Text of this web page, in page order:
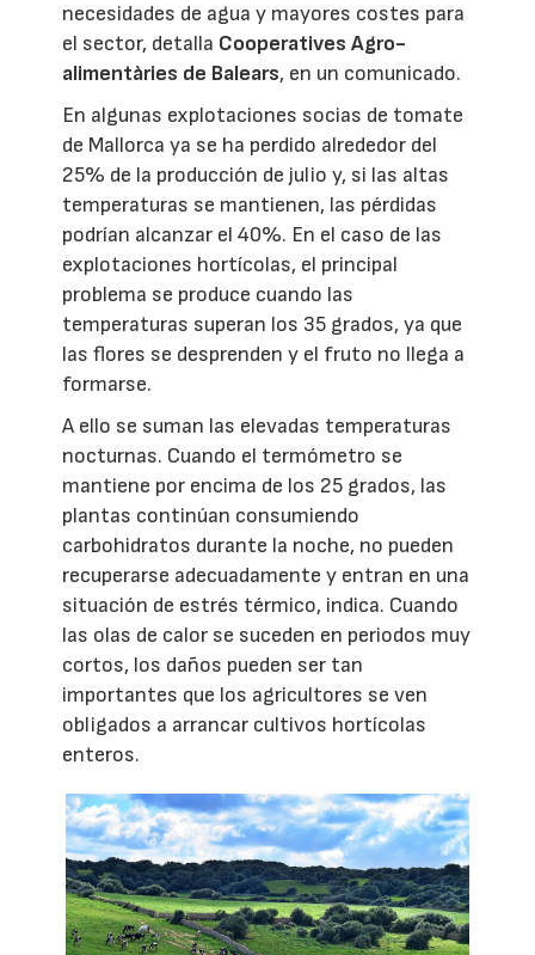
necesidades de agua y mayores costes para
el sector, detalla Cooperatives Agro-
alimentàries de Balears, en un comunicado.
En algunas explotaciones socias de tomate
de Mallorca ya se ha perdido alrededor del
25% de la producción de julio y, si las altas
temperaturas se mantienen, las pérdidas
podrían alcanzar el 40%. En el caso de las
explotaciones hortícolas, el principal
problema se produce cuando las
temperaturas superan los 35 grados, ya que
las flores se desprenden y el fruto no llega a
formarse.
A ello se suman las elevadas temperaturas
nocturnas. Cuando el termómetro se
mantiene por encima de los 25 grados, las
plantas continúan consumiendo
carbohidratos durante la noche, no pueden
recuperarse adecuadamente y entran en una
situación de estrés térmico, indica. Cuando
las olas de calor se suceden en periodos muy
cortos, los daños pueden ser tan
importantes que los agricultores se ven
obligados a arrancar cultivos hortícolas
enteros.